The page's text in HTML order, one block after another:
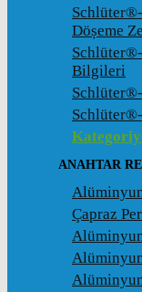
Döșeme
Bilgileri
ANAHTAR
Çapraz